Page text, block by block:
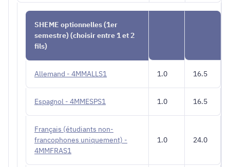
SHEME optionnelles (1er
semestre) (choisir entre 1 et 2
fils)
Allemand - 4MMALLS1 1.0 16.5
Espagnol - 4MMESPS1 1.0 16.5
Français (étudiants non-
francophones uniquement) -
4MMFRAS1
1.0 24.0